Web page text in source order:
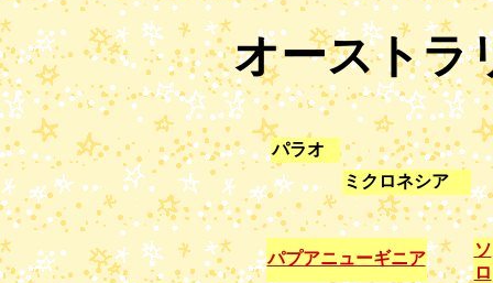
オーストラ
パラオ
ミクロネシア
パプアニューギニア
ソ
ロ